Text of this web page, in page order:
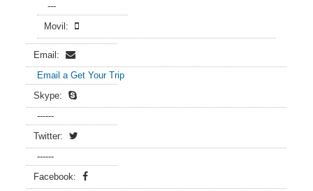
---
Movil:
Email:
Email a Get Your Trip
Skype:
------
Twitter:
------
Facebook: